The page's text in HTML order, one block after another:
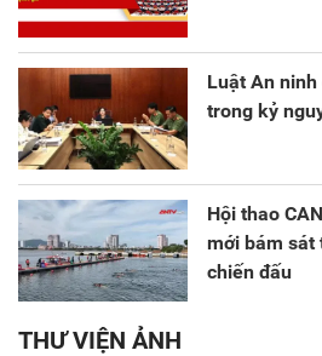
Luật An
trong kỷ
Hội thao
mới bám sát
chiến đấu
THƯ VIỆN ẢNH